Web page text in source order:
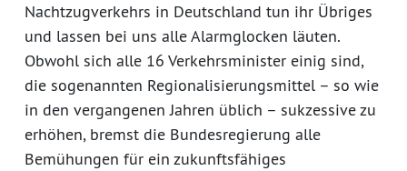
Nachtzugverkehrs in Deutschland tun ihr Übriges
und lassen bei uns alle Alarmglocken läuten.
Obwohl sich alle 16 Verkehrsminister einig sind,
die sogenannten Regionalisierungsmittel – so wie
in den vergangenen Jahren üblich – sukzessive zu
erhöhen, bremst die Bundesregierung alle
Bemühungen für ein zukunftsfähiges